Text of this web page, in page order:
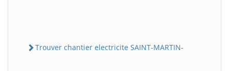
Trouver chantier electricite SAINT-MARTIN-